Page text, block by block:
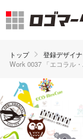
トップ 登録デザイ
Work 0037 「エコラル